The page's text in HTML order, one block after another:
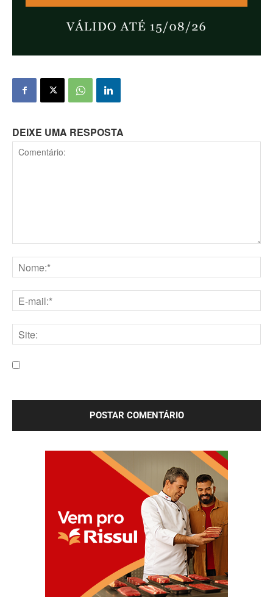
DEIXE UMA RESPOSTA
mail:*